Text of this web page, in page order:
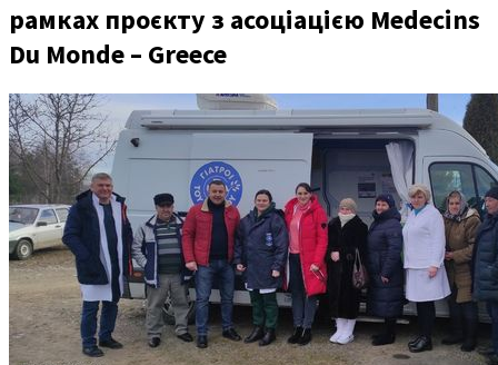
рамках проєкту з асоціацією Medecins
Du Monde – Greece